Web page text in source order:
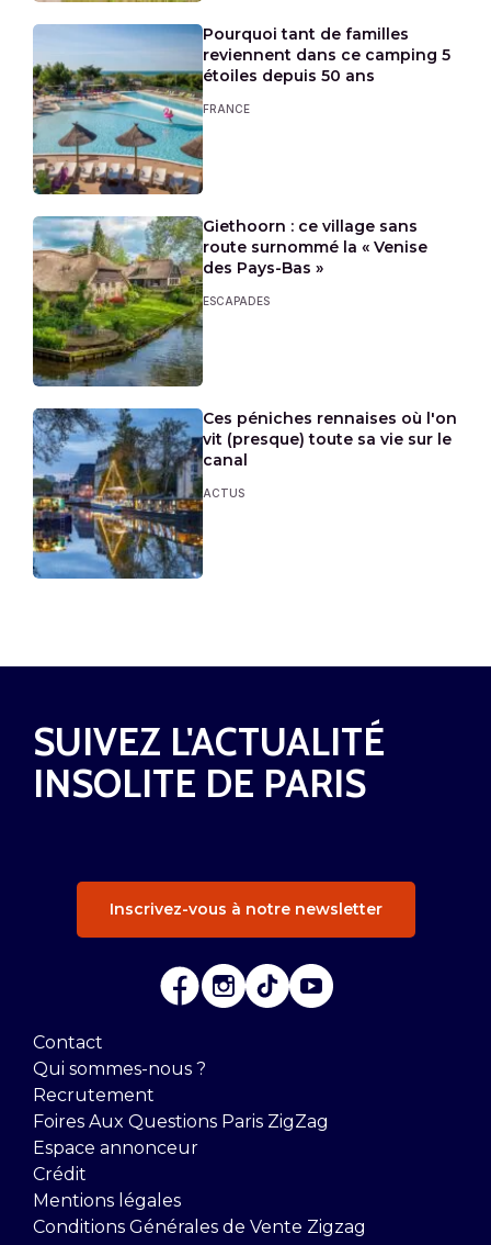
Pourquoi tant de familles
reviennent dans ce camping 5
étoiles depuis 50 ans
FRANCE
Giethoorn : ce village sans
route surnommé la « Venise
des Pays-Bas »
ESCAPADES
Ces péniches rennaises où l'on
vit (presque) toute sa vie sur le
canal
ACTUS
SUIVEZ L'ACTUALITÉ
INSOLITE DE PARIS
Inscrivez-vous à notre newsletter
Contact
Qui sommes-nous ?
Recrutement
Foires Aux Questions Paris ZigZag
Espace annonceur
Crédit
Mentions légales
Conditions Générales de Vente Zigzag